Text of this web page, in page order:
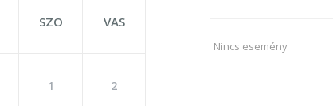
SZO VAS
1 2
Nincs esemény